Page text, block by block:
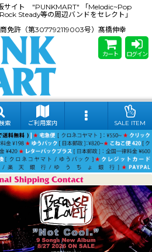
サイト "PUNKMART" 「Melodic~Pop
Steady等の周辺バンドをセレクト」
免許（第307792119003号）髙橋伸幸
カート ログイン
索 ご利用案内 SALE ITEM